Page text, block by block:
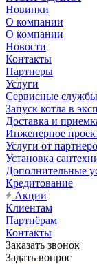
Новинки
О компании
О компании
Новости
Контакты
Партнеры
Услуги
Сервисные службы
Запуск котла в
Доставка и
Инженерное
Услуги от
Установка
Дополнительные
Кредитование
Акции
Клиентам
Партнёрам
Контакты
Заказать звонок
Задать вопрос